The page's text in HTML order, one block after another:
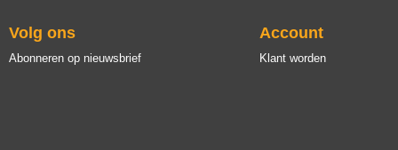
Volg ons
Abonneren op nieuwsbrief
Account
Klant worden